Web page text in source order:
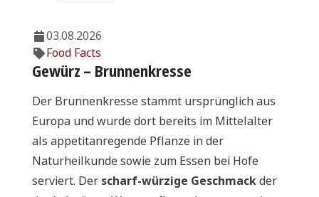
03.08.2026
Food Facts
Gewürz – Brunnenkresse
Der Brunnenkresse stammt ursprünglich aus
Europa und wurde dort bereits im Mittelalter
als appetitanregende Pflanze in der
Naturheilkunde sowie zum Essen bei Hofe
serviert. Der scharf-würzige Geschmackder